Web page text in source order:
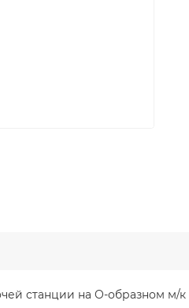
станции на О-образном м/